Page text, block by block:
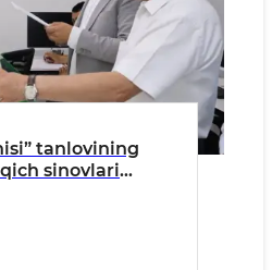
tanlovining
sinovlari